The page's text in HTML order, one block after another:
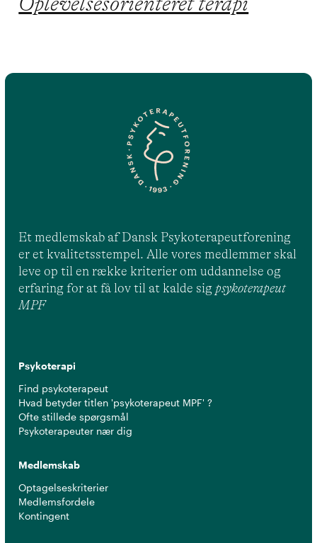
Et medlemskab af Dansk Psykoterapeutforening
er et kvalitetsstempel. Alle vores medlemmer skal
leve op til en række kriterier om uddannelse og
erfaring for at få lov til at kalde sig psykoterapeut
MPF
Psykoterapi
Find psykoterapeut
Hvad betyder titlen 'psykoterapeut MPF' ?
Ofte stillede spørgsmål
Psykoterapeuter nær dig
Medlemskab
Optagelseskriterier
Medlemsfordele
Kontingent